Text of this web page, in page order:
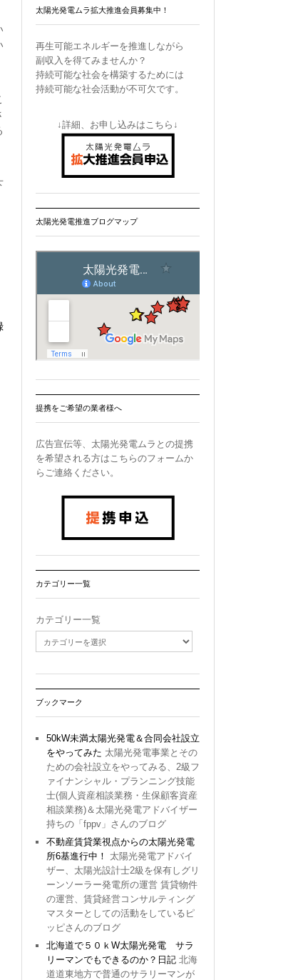
太陽光発電ムラ拡大推進会員募集中！
再生可能エネルギーを推進しながら
副収入を得てみませんか？
持続可能な社会を構築するためには
持続可能な社会活動が不可欠です。
↓詳細、お申し込みはこちら↓
太陽光発電推進ブログマップ
提携をご希望の業者様へ
広告宣伝等、太陽光発電ムラとの提携
を希望される方はこちらのフォームか
らご連絡ください。
カテゴリー一覧
カテゴリー一覧
ブックマーク
50kW未満太陽光発電＆合同会社設立
をやってみた 太陽光発電事業とその
ための会社設立をやってみる、2級フ
ァイナンシャル・プランニング技能
士(個人資産相談業務・生保顧客資産
相談業務)＆太陽光発電アドバイザー
持ちの「fppv」さんのブログ
不動産賃貸業視点からの太陽光発電
所6基進行中！
太陽光発電アドバイ
ザー、太陽光設計士2級を保有しグリ
ーンソーラー発電所の運営 賃貸物件
の運営、賃貸経営コンサルティング
マスターとしての活動をしているピ
ッピさんのブログ
北海道で５０ｋW太陽光発電 サラ
リーマンでもできるのか？日記 北海
道道東地方で普通のサラリーマンが